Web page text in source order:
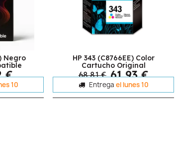
Negro
€
10
HP 343 (C8766EE) Color
Cartucho Original
68,81 € 61,93 €
Entrega el lunes 10